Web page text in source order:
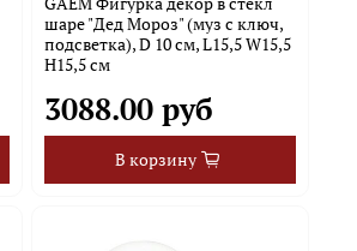
шаре "Дед Мороз" (муз с ключ,
подсветка), D 10 см, L15,5 W15,5
H15,5 см
3088.00 руб
В корзину